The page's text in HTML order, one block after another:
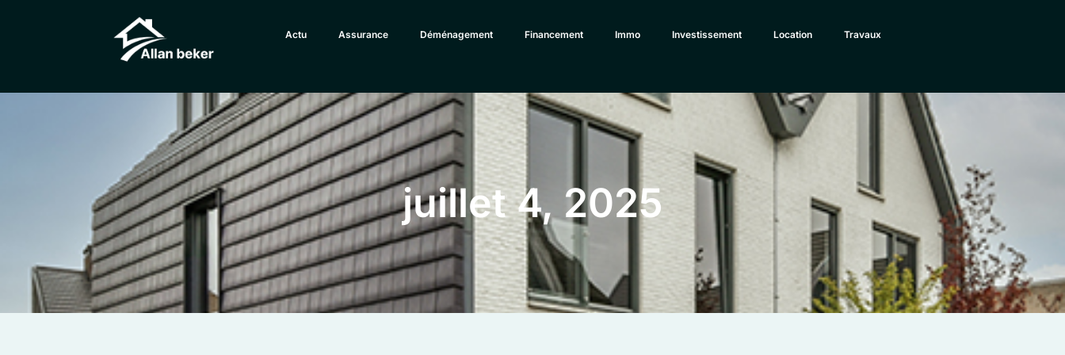
Actu Assurance Déménagement Financement Immo Investissement Location Travaux
juillet 4, 2025